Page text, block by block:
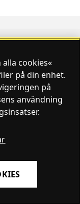
556784-8741.
AB
cookies«
på din enhet.
på
användning